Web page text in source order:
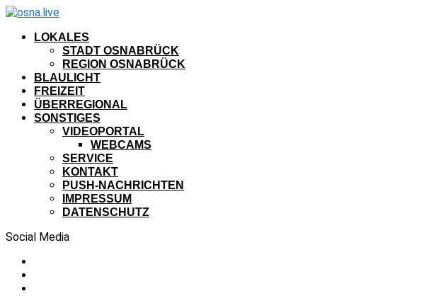
LOKALES
STADT OSNABRÜCK
REGION OSNABRÜCK
BLAULICHT
FREIZEIT
ÜBERREGIONAL
SONSTIGES
VIDEOPORTAL
WEBCAMS
SERVICE
KONTAKT
PUSH-NACHRICHTEN
IMPRESSUM
DATENSCHUTZ
Social Media